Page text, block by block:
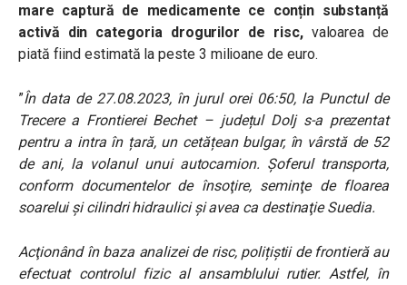
mare captură de medicamente ce conțin substanță
activă din categoria drogurilor de risc, valoarea de
piată fiind estimată la peste 3 milioane de euro.
”În data de 27.08.2023, în jurul orei 06:50, la Punctul de
Trecere a Frontierei Bechet – județul Dolj s-a prezentat
pentru a intra în țară, un cetățean bulgar, în vârstă de 52
de ani, la volanul unui autocamion. Şoferul transporta,
conform documentelor de însoţire, seminţe de floarea
soarelui şi cilindri hidraulici şi avea ca destinaţie Suedia.
Acţionând în baza analizei de risc, polițiștii de frontieră au
efectuat controlul fizic al ansamblului rutier. Astfel, în